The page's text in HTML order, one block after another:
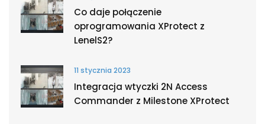
Co daje połączenie
oprogramowania XProtect z
LenelS2?
11 stycznia 2023
Integracja wtyczki 2N Access
Commander z Milestone XProtect